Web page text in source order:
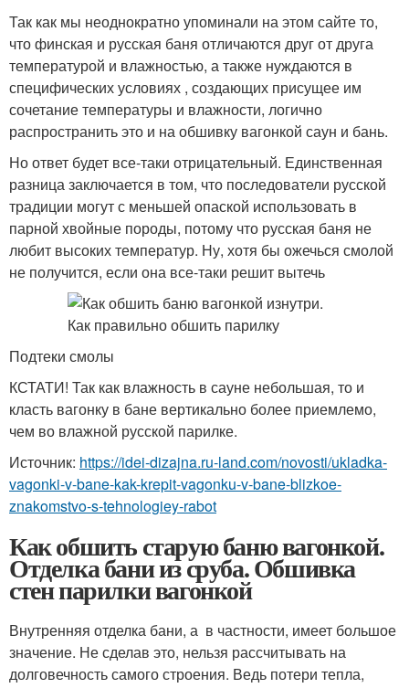
Так как мы неоднократно упоминали на этом сайте то,
что финская и русская баня отличаются друг от друга
температурой и влажностью, а также нуждаются в
специфических условиях , создающих присущее им
сочетание температуры и влажности, логично
распространить это и на обшивку вагонкой саун и бань.
Но ответ будет все-таки отрицательный. Единственная
разница заключается в том, что последователи русской
традиции могут с меньшей опаской использовать в
парной хвойные породы, потому что русская баня не
любит высоких температур. Ну, хотя бы ожечься смолой
не получится, если она все-таки решит вытечь
Подтеки смолы
КСТАТИ! Так как влажность в сауне небольшая, то и
класть вагонку в бане вертикально более приемлемо,
чем во влажной русской парилке.
Источник: https://idei-dizajna.ru-land.com/novosti/ukladka-
vagonki-v-bane-kak-krepit-vagonku-v-bane-blizkoe-
znakomstvo-s-tehnologiey-rabot
Как обшить старую баню вагонкой.
Отделка бани из сруба. Обшивка
стен парилки вагонкой
Внутренняя отделка бани, а в частности, имеет большое
значение. Не сделав это, нельзя рассчитывать на
долговечность самого строения. Ведь потери тепла,